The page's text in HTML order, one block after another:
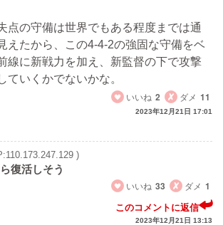
点の守備は世界でもある程度までは通
えたから、この4-4-2の強固な守備をベ
線に新戦力を加え、新監督の下で攻撃
ていくかでないかな。
いいね 2 ダメ 11
2023年12月21日 17:01
)
復活しそう
いいね 33 ダメ 1
このコメントに返信
2023年12月21日 13:13